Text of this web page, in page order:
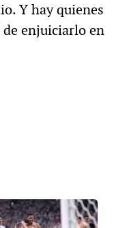
Y hay quienes
enjuiciarlo en